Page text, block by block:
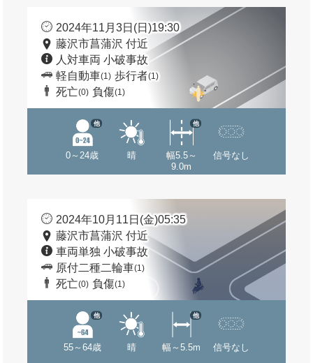
2024年11月3日(日)19:30
藤沢市菖蒲沢 付近
人対車両 小破事故
軽自動車(1) 歩行者(1)
死亡(0) 負傷(1)
0～24歳
他
晴
幅5.5～
9.0m
他
信号なし
2024年10月11日(金)05:35
藤沢市菖蒲沢 付近
車両単独 小破事故
原付二種二輪車(1)
死亡(0) 負傷(1)
55～64歳
他
晴 幅～5.5m
他
信号なし